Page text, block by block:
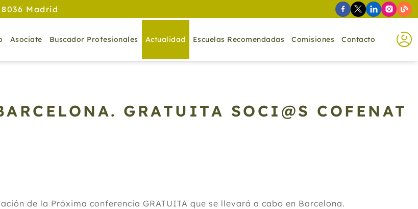
Madrid
Asociate Buscador Profesionales Actualidad Escuelas Recomendadas Comisiones Contacto
GRATUITA SOCI@S COFENAT
de la Próxima conferencia GRATUITA que se llevará a cabo en Barcelona.